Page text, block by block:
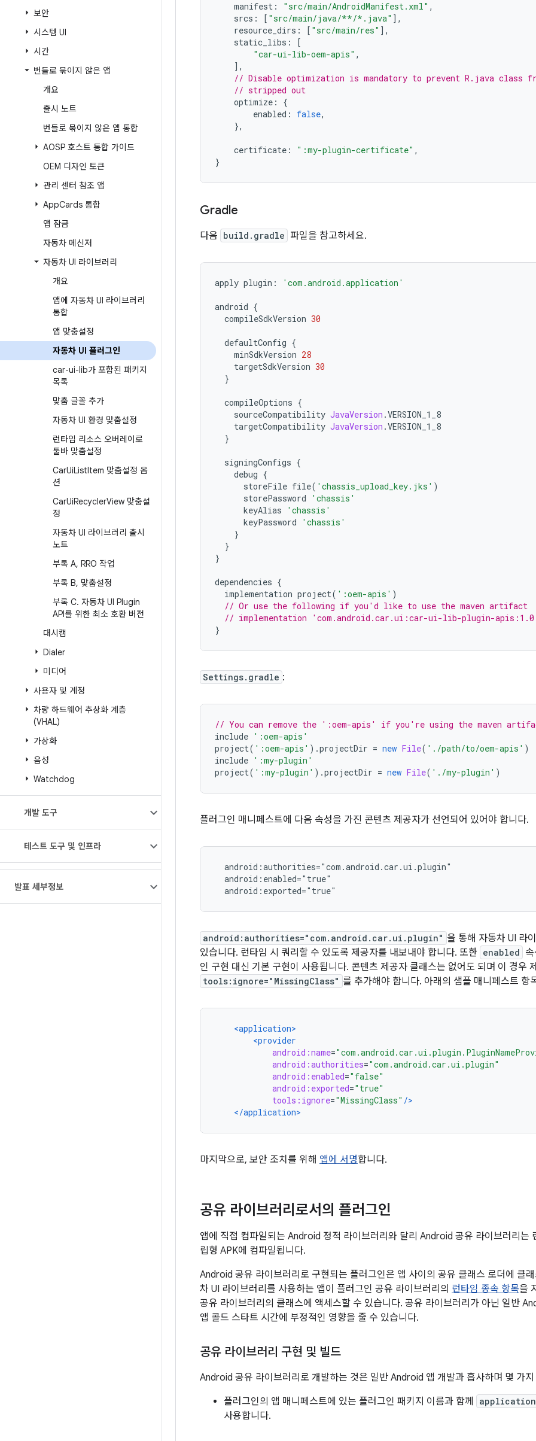
보안
시스템 UI
시간
번들로 묶이지 않은 앱
개요
출시 노트
번들로 묶이지 않은 앱 통합
AOSP 호스트 통합 가이드
OEM 디자인 토큰
관리 센터 참조 앱
AppCards 통합
앱 잠금
자동차 메신저
자동차 UI 라이브러리
개요
앱에 자동차 UI 라이브러리
통합
앱 맞춤설정
자동차 UI 플러그인
car-ui-lib가 포함된 패키지
목록
맞춤 글꼴 추가
자동차 UI 환경 맞춤설정
런타임 리소스 오버레이로
툴바 맞춤설정
CarUiListItem 맞춤설정 옵
션
CarUiRecyclerView 맞춤설
정
자동차 UI 라이브러리 출시
노트
부록 A, RRO 작업
부록 B, 맞춤설정
부록 C. 자동차 UI Plugin
API를 위한 최소 호환 버전
대시캠
Dialer
미디어
사용자 및 계정
차량 하드웨어 추상화 계층
(VHAL)
가상화
음성
Watchdog
개발 도구
테스트 도구 및 인프라
발표 세부정보
manifest : "src/main/AndroidManifest.xml" ,
srcs : [ "src/main/java/**/*.java" ],
resource_dirs : [ "src/main/res" ],
static_libs :
[
"car-ui-lib-oem-apis" ,
],
// Disable optimization is mandatory to prevent R.java class
// stripped out
optimize :
{
enabled : false,
},
certificate : ":my-plugin-certificate" ,
}
Gradle
다음 build.gradle 파일을 참고하세요.
apply plugin : 'com.android.application'
android {
compileSdkVersion 30
defaultConfig {
minSdkVersion 28
targetSdkVersion 30
}
compileOptions {
sourceCompatibility JavaVersion .VERSION_1_8
targetCompatibility JavaVersion .VERSION_1_8
}
signingConfigs {
debug {
storeFile file( 'chassis_upload_key.jks' )
storePassword
'chassis'
keyAlias
'chassis'
keyPassword
'chassis'
}
}
}
dependencies {
implementation project( ':oem-apis' )
// Or use the following if you'd like to use the maven artifact
// implementation 'com.android.car.ui:car-ui-lib-plugin-
}
Settings.gradle :
// You can remove the ':oem-apis' if you're using the maven
include ':oem-apis'
project( ':oem-apis' ).projectDir = new File( './path/to/oem-apis' )
include ':my-plugin'
project( ':my-plugin' ).projectDir = new File( './my-plugin' )
플러그인 매니페스트에 다음 속성을 가진 콘텐츠 제공자가 선언되어 있어야 합니다.
android:authorities="com.android.car.ui.plugin"
android:enabled="true"
android:exported="true"
android:authorities="com.android.car.ui.plugin" 을 통해 자동차 UI 라
있습니다. 런타임 시 쿼리할 수 있도록 제공자를 내보내야 합니다. 또한 enabled
인 구현 대신 기본 구현이 사용됩니다. 콘텐츠 제공자 클래스는 없어도 되며 이 경우
tools:ignore="MissingClass" 를 추가해야 합니다. 아래의 샘플 매니페스트 항
<application>
<provider
android:name=
android:authorities="com.android.car.ui.plugin"
android:enabled="false"
android:exported="true"
tools:ignore="MissingClass" />
</application>
마지막으로, 보안 조치를 위해 앱에 서명합니다.
공유 라이브러리로서의 플러그인
앱에 직접 컴파일되는 Android 정적 라이브러리와 달리 Android 공유 라이브러리는
립형 APK에 컴파일됩니다.
Android 공유 라이브러리로 구현되는 플러그인은 앱 사이의 공유 클래스 로더에 클
차 UI 라이브러리를 사용하는 앱이 플러그인 공유 라이브러리의 런타임 종속 항목을
공유 라이브러리의 클래스에 액세스할 수 있습니다. 공유 라이브러리가 아닌 일반
앱 콜드 스타트 시간에 부정적인 영향을 줄 수 있습니다.
공유 라이브러리 구현 및 빌드
Android 공유 라이브러리로 개발하는 것은 일반 Android 앱 개발과 흡사하며 몇 가
플러그인의 앱 매니페스트에 있는 플러그인 패키지 이름과 함께
application
사용합니다.